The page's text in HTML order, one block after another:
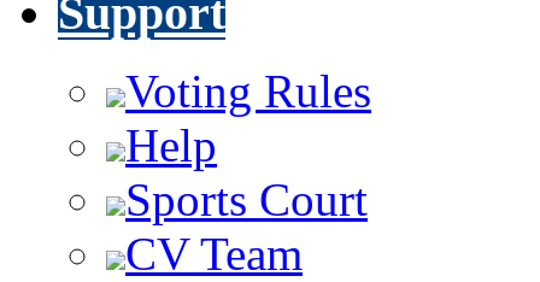
Support
Voting Rules
Help
Sports Court
CV Team